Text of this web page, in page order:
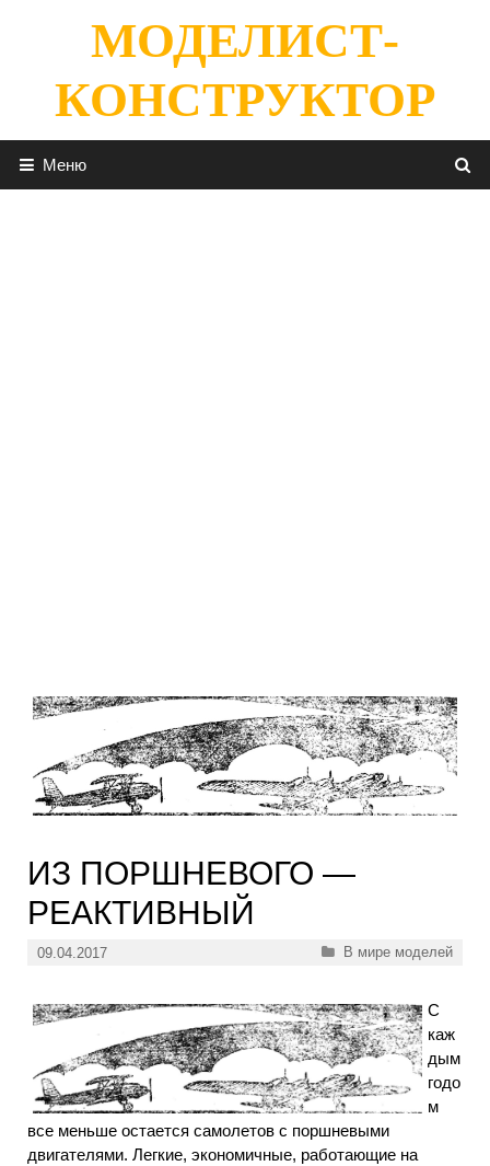
содержимомуМОДЕЛИСТ-
КОНСТРУКТОР
Меню
ИЗ ПОРШНЕВОГО —
РЕАКТИВНЫЙ
09.04.2017 Рубрики
В мире моделей
С
каж
дым
годо
м
все меньше остается самолетов с поршневыми
двигателями. Легкие, экономичные, работающие на